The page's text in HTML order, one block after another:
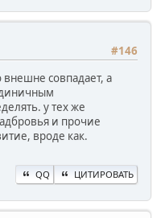
#146
совпадает, а
у тех же
и прочие
вроде как.
QQ ЦИТИРОВАТЬ